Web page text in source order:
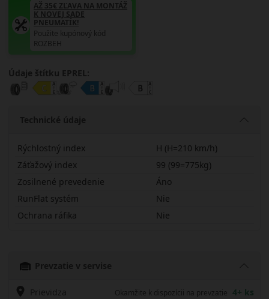
AŽ 35€ ZĽAVA NA MONTÁŽ
K NOVEJ SADE
PNEUMATÍK!
Použite kupónový kód
ROZBEH
Údaje štítku EPREL:
Technické údaje
Rýchlostný index
H (H=210 km/h)
Záťažový index
99 (99=775kg)
Zosilnené prevedenie
Áno
RunFlat systém
Nie
Ochrana ráfika
Nie
Prevzatie v servise
Prievidza Okamžite k dispozícii na prevzatie 4+ ks